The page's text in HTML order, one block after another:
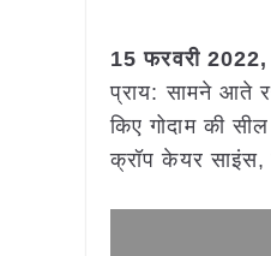
15 फरवरी 2022,
प्राय: सामने आते
किए गोदाम की
क्रॉप केयर साइंस,